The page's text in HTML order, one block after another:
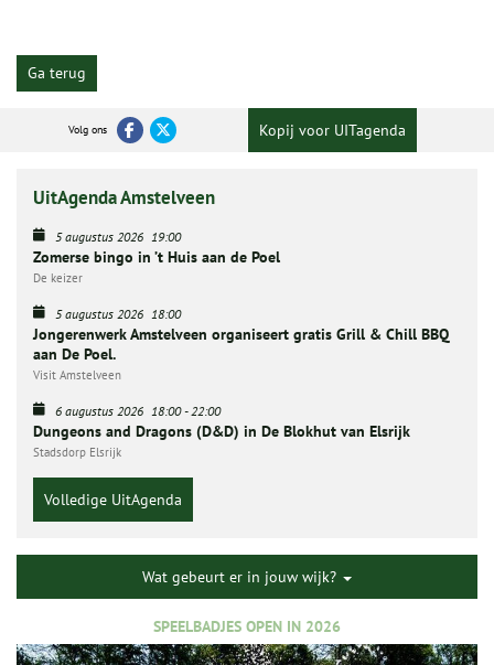
Ga terug
Volg ons Kopij voor UITagenda
UitAgenda Amstelveen
5 augustus 2026 19:00
Zomerse bingo in ’t Huis aan de Poel
De keizer
5 augustus 2026 18:00
Jongerenwerk Amstelveen organiseert gratis Grill & Chill BBQ
aan De Poel.
Visit Amstelveen
6 augustus 2026 18:00-22:00
Dungeons and Dragons (D&D) in De Blokhut van Elsrijk
Stadsdorp Elsrijk
Volledige UitAgenda
Wat gebeurt er in jouw wijk?
SPEELBADJES OPEN IN 2026